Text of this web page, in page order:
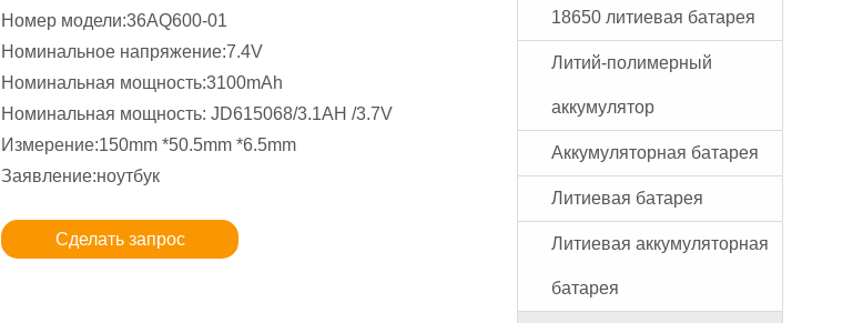
Номер модели:36AQ600-01
Номинальное напряжение:7.4V
Номинальная мощность:3100mAh
Номинальная мощность: JD615068/3.1AH /3.7V
Измерение:150mm *50.5mm *6.5mm
Заявление:ноутбук
Сделать запрос
18650 литиевая батарея
Литий-полимерный
аккумулятор
Аккумуляторная батарея
Литиевая батарея
Литиевая аккумуляторная
батарея